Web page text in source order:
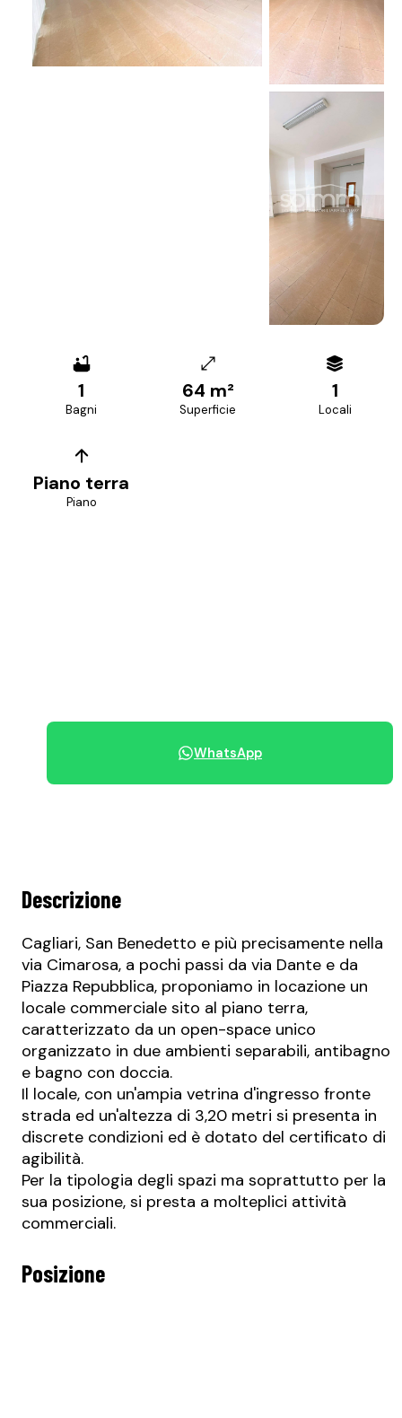
1
Bagni
64 m²
Superficie
1
Locali
Piano terra
Piano
WhatsApp
Descrizione
Cagliari, San Benedetto e più precisamente nella
via Cimarosa, a pochi passi da via Dante e da
Piazza Repubblica, proponiamo in locazione un
locale commerciale sito al piano terra,
caratterizzato da un open-space unico
organizzato in due ambienti separabili, antibagno
e bagno con doccia.
Il locale, con un'ampia vetrina d'ingresso fronte
strada ed un'altezza di 3,20 metri si presenta in
discrete condizioni ed è dotato del certificato di
agibilità.
Per la tipologia degli spazi ma soprattutto per la
sua posizione, si presta a molteplici attività
commerciali.
Posizione